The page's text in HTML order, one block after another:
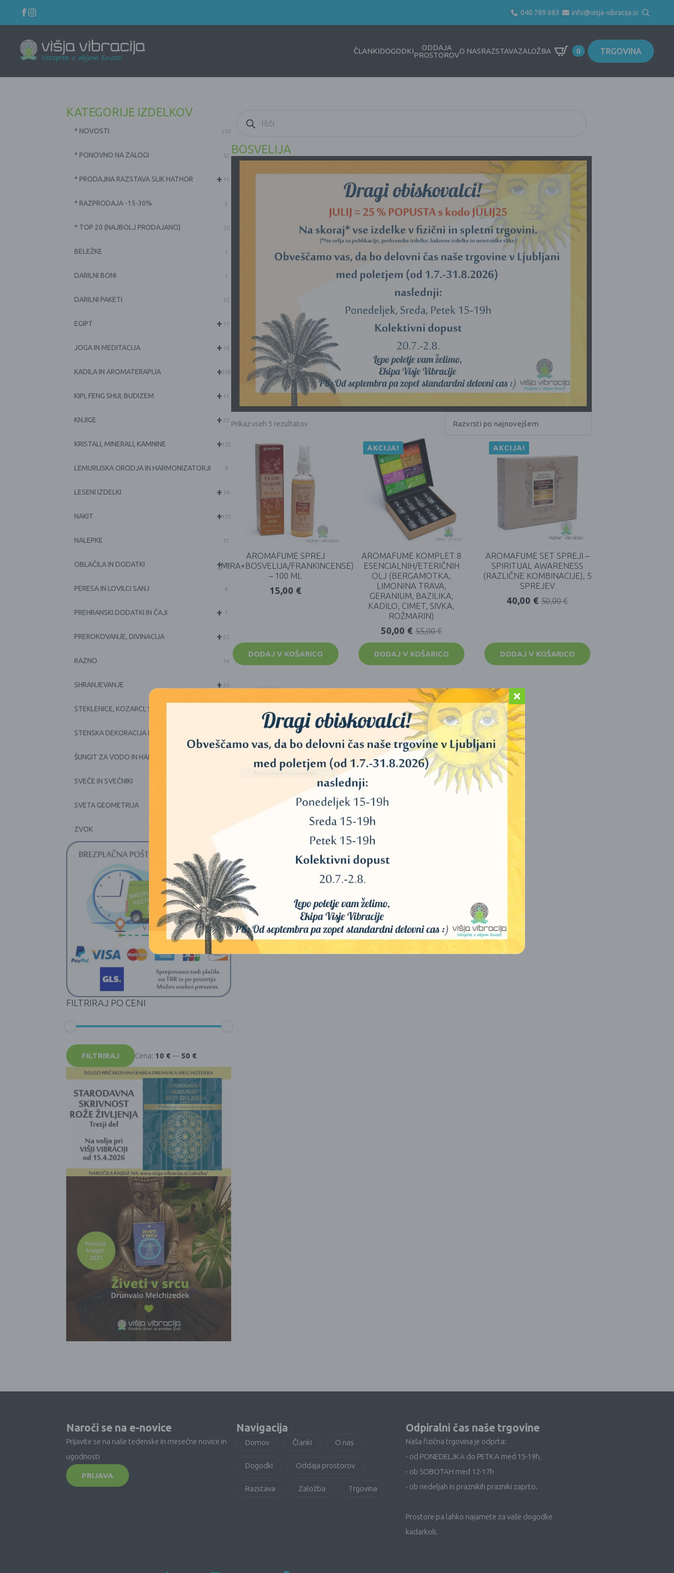
040 789 683 info@visja-vibracija.si
Search
for:
ČLANKIDOGODKI
ODDAJA
PROSTOROVO NASRAZSTAVAZALOŽBA 0 TRGOVINA
KATEGORIJE IZDELKOV
* NOVOSTI 230
* PONOVNO NA ZALOGI 52
+
* PRODAJNA RAZSTAVA SLIK HATHOR 11
* RAZPRODAJA -15-30% 2
* TOP 20 (NAJBOLJ PRODAJANO) 55
BELEŽKE 7
DARILNI BONI 1
DARILNI PAKETI 12
+
EGIPT 17
+
JOGA IN MEDITACIJA 16
+
KADILA IN AROMATERAPIJA 208
+
KIPI, FENG SHUI, BUDIZEM 11
+
KNJIGE 25
+
KRISTALI, MINERALI, KAMNINE 132
LEMURIJSKA ORODJA IN HARMONIZATORJI 9
+
LESENI IZDELKI 39
+
NAKIT 155
NALEPKE 31
+
OBLAČILA IN DODATKI 21
PERESA IN LOVILCI SANJ 6
+
PREHRANSKI DODATKI IN ČAJI 7
+
PREROKOVANJE, DIVINACIJA 25
RAZNO 14
+
SHRANJEVANJE 20
STEKLENICE, KOZARCI, SKODELICE, POSODE
STENSKA DEKORACIJA IN PRTI
ŠUNGIT ZA VODO IN HARMONIJO
SVEČE IN SVEČNIKI
SVETA GEOMETRIJA
+
ZVOK 113
FILTRIRAJ PO CENI
Min
cena
Max
cena FILTRIRAJ Cena: 10 €— 50 €
search
BOSVELIJA
Prikaz vseh 5 rezultatov
AROMAFUME SPREJ
(MIRA+BOSVELIJA/FRANKINCENSE)
– 100 ML
15,00 €
DODAJ V KOŠARICO
AKCIJA!
AROMAFUME KOMPLET 8
ESENCIALNIH/ETERIČNIH
OLJ (BERGAMOTKA,
LIMONINA TRAVA,
GERANIUM, BAZILIKA,
KADILO, CIMET, SIVKA,
ROŽMARIN)
55,00€
50,00 €
DODAJ V KOŠARICO
AKCIJA!
AROMAFUME SET SPREJI –
SPIRITUAL AWARENESS
(RAZLIČNE KOMBINACIJE), 5
SPREJEV
50,00€
40,00 €
DODAJ V KOŠARICO
AROMAFUME SPREJ (BELI
ŽAJBELJ+BOSVELIJA/FRANKINCENSE)
DODAJ V KOŠARICO
AROMAFUME
– V SPREJU (100 ML)
DODAJ V KOŠARICO
Naroči se na e-novice
Prijavite se na naše tedenske in mesečne novice in
ugodnosti
PRIJAVA
Navigacija
Domov Članki O nas
Dogodki Oddaja prostorov
Razstava Založba Trgovina
Odpiralni čas naše trgovine
Naša fizična trgovina je odprta:
- od PONEDELJKA do PETKA med 15-19h,
- ob SOBOTAH med 12-17h
- ob nedeljah in praznikih prazniki zaprto.
Prostore pa lahko najamete za vaše dogodke
kadarkoli.